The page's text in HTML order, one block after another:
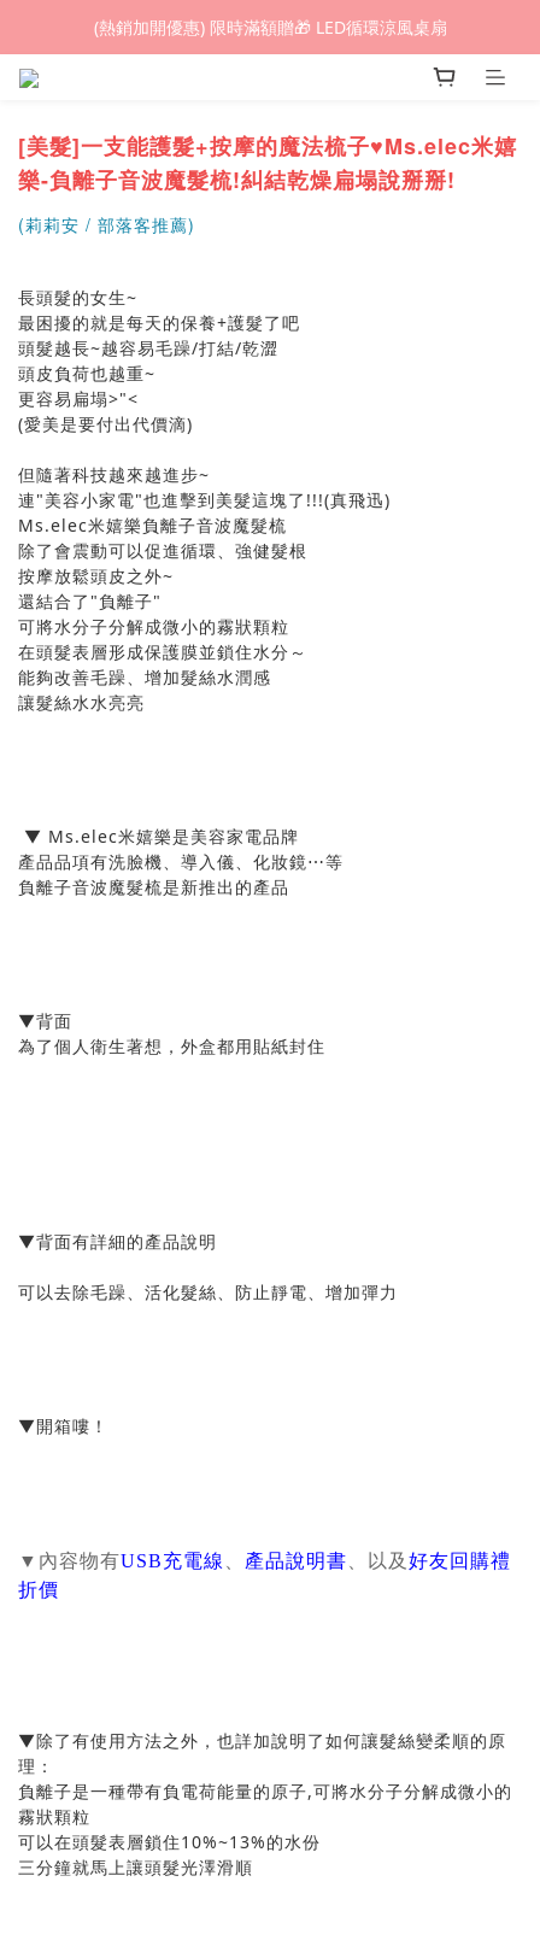
(熱銷加開優惠) 限時滿額贈🎁 LED循環涼風桌扇
(熱銷加開優惠) 限時滿額贈🎁 LED循環涼風桌扇
城鎮韌性(防空)演習期間，網頁載入速度可能延遲。
(熱銷加開優惠) 限時滿額贈🎁 LED循環涼風桌扇
[美髮]一支能護髮+按摩的魔法梳子♥Ms.elec米嬉
樂-負離子音波魔髮梳!糾結乾燥扁塌說掰掰!
(莉莉安 / 部落客推薦)
長頭髮的女生~
最困擾的就是每天的保養+護髮了吧
頭髮越長~越容易毛躁/打結/乾澀
頭皮負荷也越重~
更容易扁塌>"<
(愛美是要付出代價滴)
但隨著科技越來越進步~
連"美容小家電"也進擊到美髮這塊了!!!(真飛迅)
Ms.elec米嬉樂負離子音波魔髮梳
除了會震動可以促進循環、強健髮根
按摩放鬆頭皮之外~
還結合了"負離子"
可將水分子分解成微小的霧狀顆粒
在頭髮表層形成保護膜並鎖住水分～
能夠改善毛躁、增加髮絲水潤感
讓髮絲水水亮亮
▼ Ms.elec米嬉樂是美容家電品牌
產品品項有洗臉機、導入儀、化妝鏡⋯等
負離子音波魔髮梳是新推出的產品
▼背面
為了個人衛生著想，外盒都用貼紙封住
▼背面有詳細的產品說明
可以去除毛躁、活化髮絲、防止靜電、增加彈力
▼開箱嘍！
▼內容物有USB充電線 產品說明書 、以及 好友回購禮
折價
▼除了有使用方法之外，也詳加說明了如何讓髮絲變柔順的原
理：
負離子是一種帶有負電荷能量的原子,可將水分子分解成微小的
霧狀顆粒
可以在頭髮表層鎖住10%~13%的水份
三分鐘就馬上讓頭髮光澤滑順